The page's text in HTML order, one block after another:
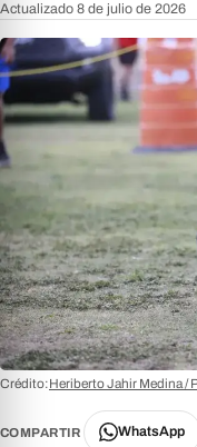
Actualizado 8 de julio de 2026
Crédito:Heriberto Jahir Medina /
COMPARTIR WhatsApp